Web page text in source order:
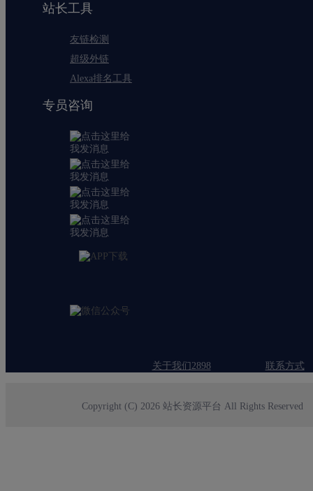
站长工具
友链检测
超级外链
Alexa排名工具
专员咨询
关于我们2898 联系方式
Copyright (C) 2026 站长资源平台 All Rights Reserved